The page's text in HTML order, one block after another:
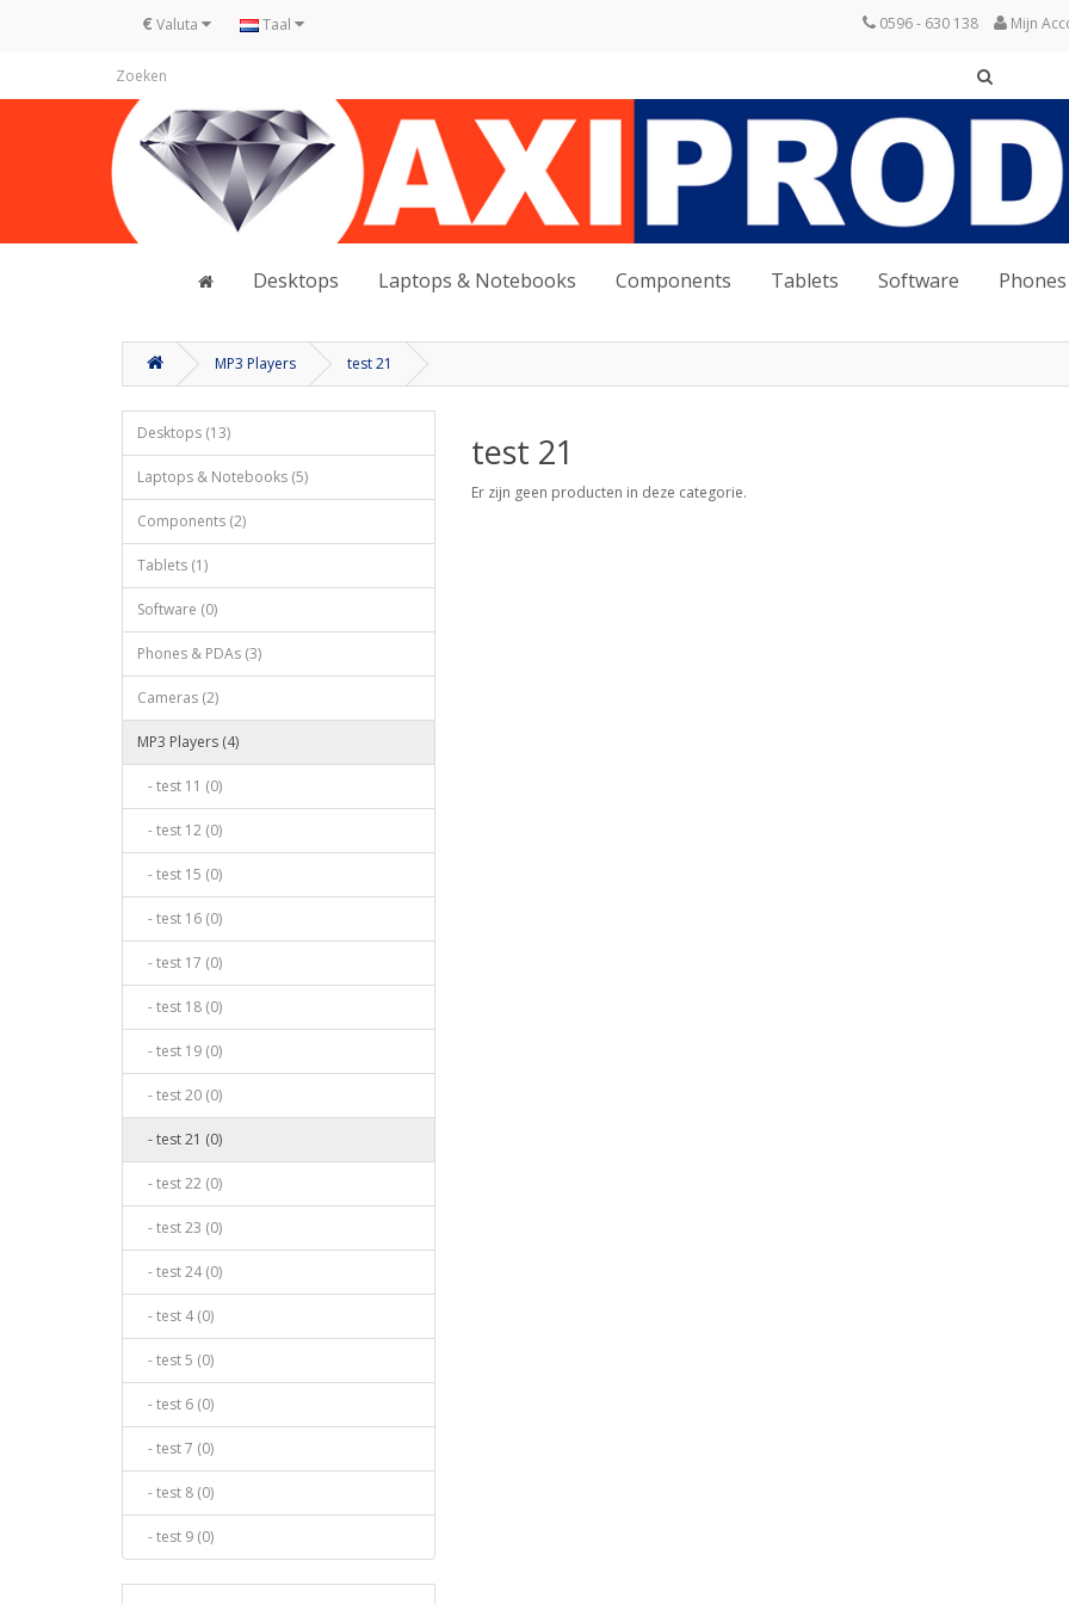
€ Valuta Taal 0596 - 630 138 Mijn
Desktops Laptops & Notebooks Components Tablets Software
MP3 Players test 21
Desktops (13)
Laptops & Notebooks (5)
Components (2)
Tablets (1)
Software (0)
Phones & PDAs (3)
Cameras (2)
MP3 Players (4)
- test 11 (0)
- test 12 (0)
- test 15 (0)
- test 16 (0)
- test 17 (0)
- test 18 (0)
- test 19 (0)
- test 20 (0)
- test 21 (0)
- test 22 (0)
- test 23 (0)
- test 24 (0)
- test 4 (0)
- test 5 (0)
- test 6 (0)
- test 7 (0)
- test 8 (0)
- test 9 (0)
test 21
Er zijn geen producten in deze categorie.